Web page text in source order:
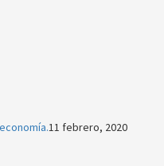
11 febrero, 2020